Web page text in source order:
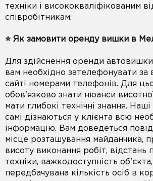
техніки і висококваліфікованим
співробітникам.
⭐️ Як замовити оренду вишки в
Для здійснення оренди автовишки
вам необхідно зателефонувати за
сайті номерами телефонів. Для
обов'язково знати нюанси
мати глибокі технічні знання.
самі дізнаються у клієнта всю
інформацію. Вам доведеться
місце розташування майданчика,
висоту виконання робіт, відстань
техніки, важкодоступність об'єкта,
передбачувана кількість осіб в